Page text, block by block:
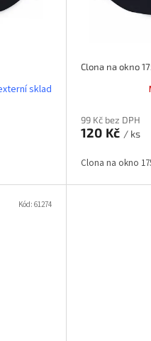
sklad
Clona na okno
99 Kč bez DPH
120 Kč / ks
Clona na okno
Kód: 61274